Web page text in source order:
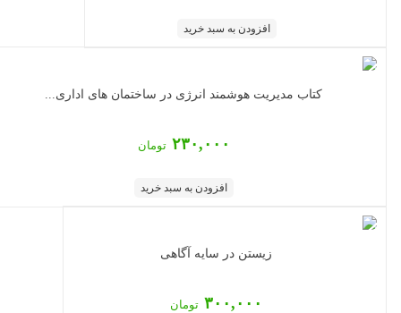
افزودن به سبد خرید
کتاب مدیریت هوشمند انرژی در ساختمان های اداری...
۲۳۰,۰۰۰ تومان
افزودن به سبد خرید
زیستن در سایه آگاهی
۳۰۰,۰۰۰ تومان